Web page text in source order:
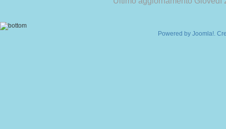
Powered by Joomla!.